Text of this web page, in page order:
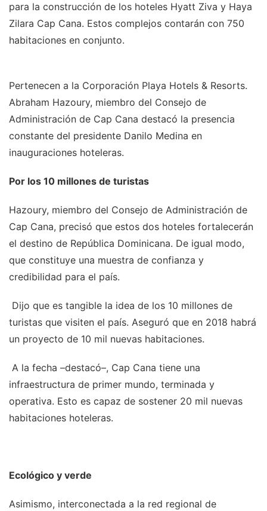
para la construcción de los hoteles Hyatt Ziva y Haya
Zilara Cap Cana. Estos complejos contarán con 750
habitaciones en conjunto.
Pertenecen a la Corporación Playa Hotels & Resorts.
Abraham Hazoury, miembro del Consejo de
Administración de Cap Cana destacó la presencia
constante del presidente Danilo Medina en
inauguraciones hoteleras.
Por los 10 millones de turistas
Hazoury, miembro del Consejo de Administración de
Cap Cana, precisó que estos dos hoteles fortalecerán
el destino de República Dominicana. De igual modo,
que constituye una muestra de confianza y
credibilidad para el país.
Dijo que es tangible la idea de los 10 millones de
turistas que visiten el país. Aseguró que en 2018 habrá
un proyecto de 10 mil nuevas habitaciones.
A la fecha –destacó–, Cap Cana tiene una
infraestructura de primer mundo, terminada y
operativa. Esto es capaz de sostener 20 mil nuevas
habitaciones hoteleras.
Ecológico y verde
Asimismo, interconectada a la red regional de